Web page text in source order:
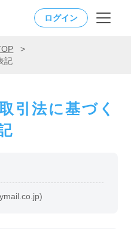
ログイン
>
記
引法に基づく